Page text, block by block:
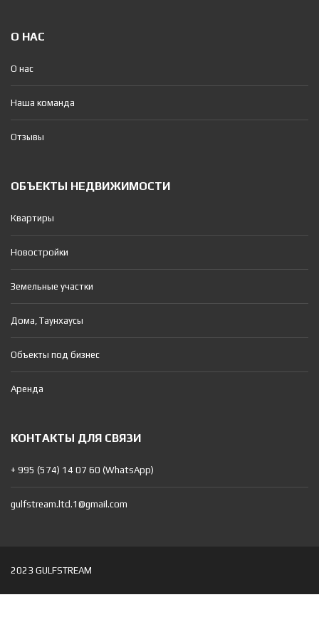
О НАС
О нас
Наша команда
Отзывы
ОБЪЕКТЫ НЕДВИЖИМОСТИ
Квартиры
Новостройки
Земельные участки
Дома, Таунхаусы
Объекты под бизнес
Аренда
КОНТАКТЫ ДЛЯ СВЯЗИ
+ 995 (574) 14 07 60 (WhatsApp)
gulfstream.ltd.1@gmail.com
2023 GULFSTREAM